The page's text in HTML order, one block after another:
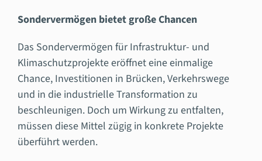
Sondervermögen bietet große Chancen
Das Sondervermögen für Infrastruktur- und
Klimaschutzprojekte eröffnet eine einmalige
Chance, Investitionen in Brücken, Verkehrswege
und in die industrielle Transformation zu
beschleunigen. Doch um Wirkung zu entfalten,
müssen diese Mittel zügig in konkrete Projekte
überführt werden.